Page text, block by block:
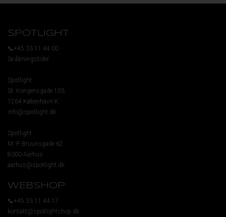
SPOTLIGHT
📞+45 33 11 44 00
Se åbningstider
Spotlight
St. Kongensgade 103
1264 København K
info@spotlight.dk
Spotlight
M. P. Bruunsgade 62
8000 Aarhus
aarhus@spotlight.dk
WEBSHOP
📞+45 33 11 44 17
kontakt@spotlightshop.dk